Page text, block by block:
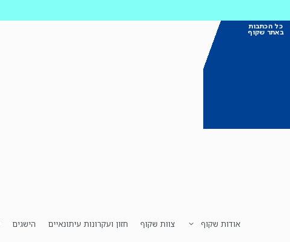
כל הכתבות
באתר שקוף
אודות שקוף צוות שקוף חזון ועקרונות עיתונאיים הישגים